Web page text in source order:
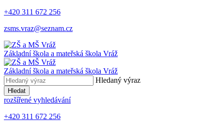
+420 311 672 256
zsms.vraz@seznam.cz
Základní škola a mateřská škola Vráž
Základní škola a mateřská škola Vráž
Hledaný výraz
Hledat
rozšířené vyhledávání
+420 311 672 256